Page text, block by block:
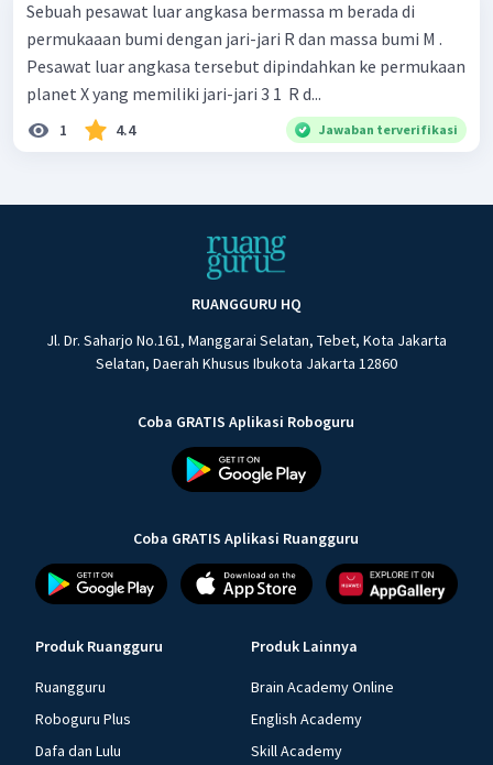
Sebuah pesawat luar angkasa bermassa m berada di
permukaaan bumi dengan jari-jari R dan massa bumi M .
Pesawat luar angkasa tersebut dipindahkan ke permukaan
planet X yang memiliki jari-jari 3 1 ​ R d...
1 4.4 Jawaban terverifikasi
RUANGGURU HQ
Jl. Dr. Saharjo No.161, Manggarai Selatan, Tebet, Kota Jakarta
Selatan, Daerah Khusus Ibukota Jakarta 12860
Coba GRATIS Aplikasi Roboguru
Coba GRATIS Aplikasi Ruangguru
Produk Ruangguru
Ruangguru
Roboguru Plus
Dafa dan Lulu
Produk Lainnya
Brain Academy Online
English Academy
Skill Academy